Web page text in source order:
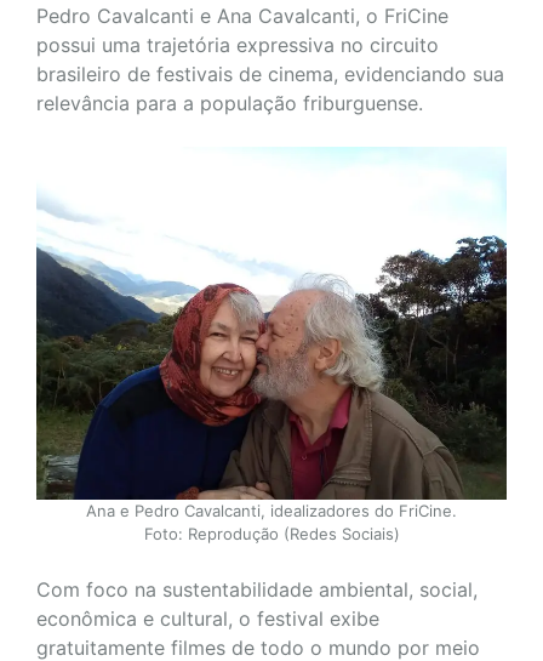
Pedro Cavalcanti e Ana Cavalcanti, o FriCine
possui uma trajetória expressiva no circuito
brasileiro de festivais de cinema, evidenciando sua
relevância para a população friburguense.
Ana e Pedro Cavalcanti, idealizadores do FriCine.
Foto: Reprodução (Redes Sociais)
Com foco na sustentabilidade ambiental, social,
econômica e cultural, o festival exibe
gratuitamente filmes de todo o mundo por meio